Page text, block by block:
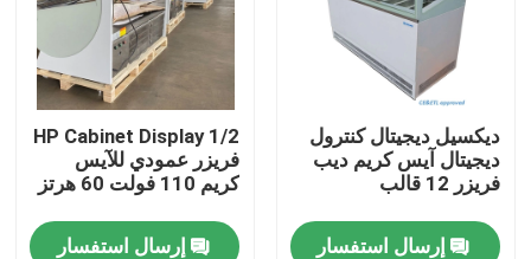
منزل
المنتجات
ديكسيل ديجيتال كنترول
ديجيتال آيس كريم ديب
فريزر 12 قالب
إرسال استفسار
1/2 HP Cabinet Display
فريزر عمودي للآيس
كريم 110 فولت 60 هرتز
إرسال استفسار